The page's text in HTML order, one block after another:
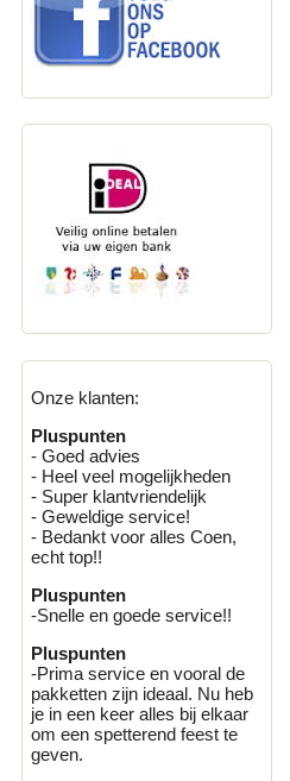
Onze klanten:
Pluspunten
- Goed advies
- Heel veel mogelijkheden
- Super klantvriendelijk
- Geweldige service!
- Bedankt voor alles Coen,
echt top!!
Pluspunten
-Snelle en goede service!!
Pluspunten
-Prima service en vooral de
pakketten zijn ideaal. Nu heb
je in een keer alles bij elkaar
om een spetterend feest te
geven.